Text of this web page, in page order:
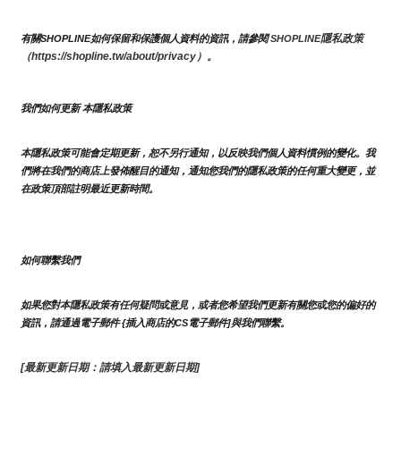
有關SHOPLINE如何保留和保護個人資料的資訊，請參閱 SHOPLINE隱私政策
（https://shopline.tw/about/privacy）。
我們如何更新 本隱私政策
本隱私政策可能會定期更新，恕不另行通知，以反映我們個人資料慣例的變化。我
們將在我們的商店上發佈醒目的通知，通知您我們的隱私政策的任何重大變更，並
在政策頂部註明最近更新時間。
如何聯繫我們
如果您對本隱私政策有任何疑問或意見，或者您希望我們更新有關您或您的偏好的
資訊，請通過電子郵件 {插入商店的CS電子郵件]與我們聯繫。
[最新更新日期：請填入最新更新日期]